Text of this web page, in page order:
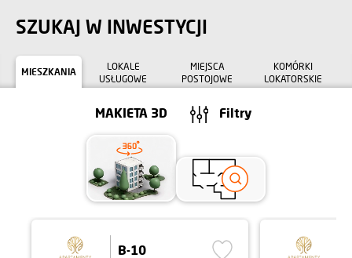
SZUKAJ W INWESTYCJI
MIESZKANIA
LOKALE
USŁUGOWE
MIEJSCA
POSTOJOWE
KOMÓRKI
LOKATORSKIE
MAKIETA 3D Filtry
B-10